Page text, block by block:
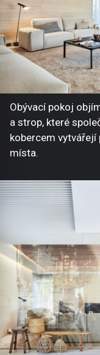
Obývací pokoj
a strop, které
kobercem
místa.